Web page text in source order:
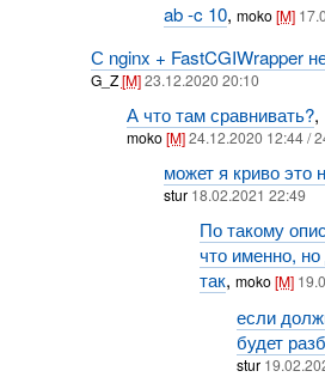
ab -c 10, moko[M]
С nginx + FastCGIWrapper
G_Z[M]23.12.2020 20:10
А что там сравнивать?,
moko[M]24.12.2020 12:44 /
может я криво это
stur 18.02.2021 22:49
По такому
что именно,
так,moko[M]
если
будет
stur